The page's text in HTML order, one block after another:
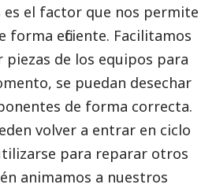
es el factor que nos permite
forma eficiente. Facilitamos
de los equipos para
se puedan desechar
de forma correcta.
volver a entrar en ciclo
para reparar otros
animamos a nuestros